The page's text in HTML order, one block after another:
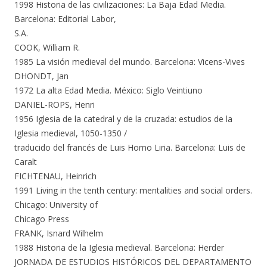
1998 Historia de las civilizaciones: La Baja Edad Media.
Barcelona: Editorial Labor,
S.A.
COOK, William R.
1985 La visión medieval del mundo. Barcelona: Vicens-Vives
DHONDT, Jan
1972 La alta Edad Media. México: Siglo Veintiuno
DANIEL-ROPS, Henri
1956 Iglesia de la catedral y de la cruzada: estudios de la
Iglesia medieval, 1050-1350 /
traducido del francés de Luis Horno Liria. Barcelona: Luis de
Caralt
FICHTENAU, Heinrich
1991 Living in the tenth century: mentalities and social orders.
Chicago: University of
Chicago Press
FRANK, Isnard Wilhelm
1988 Historia de la Iglesia medieval. Barcelona: Herder
JORNADA DE ESTUDIOS HISTÓRICOS DEL DEPARTAMENTO